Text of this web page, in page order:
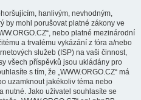
hanlivým, nevhodným,
by mohl porušovat platné zákony ve
nebo platné mezinárodní
a trvalému vykázání z fóra a/nebo
služeb (ISP) na vaši činnost,
všech příspěvků jsou ukládány pro
s tím, že „WWW.ORGO.CZ“ má
uzamknout jakékoliv téma nebo
nutné. Jako uživatel souhlasíte se